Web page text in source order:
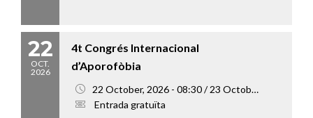
22
OCT.
2026
4t Congrés Internacional
d’Aporofòbia
22 October, 2026 - 08:30 / 23 October, 2026 - 18:00
Entrada gratuïta